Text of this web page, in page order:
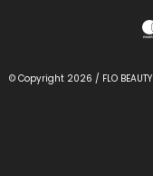
© Copyright 2026 / FLO BEAUTY